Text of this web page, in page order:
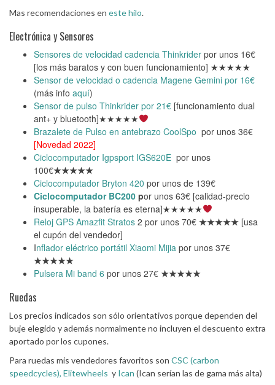
Mas recomendaciones en este hilo.
Electrónica y Sensores
Sensores de velocidad cadencia Thinkrider por unos 16€
[los más baratos y con buen funcionamiento] ★★★★★
Sensor de velocidad o cadencia Magene Gemini por 16€
(más info aquí)
Sensor de pulso Thinkrider por 21€ [funcionamiento dual
ant+ y bluetooth]★★★★★
Brazalete de Pulso en antebrazo CoolSpo por unos 36€
[Novedad 2022]
Ciclocomputador Igpsport IGS620E por unos
100€★★★★★
Ciclocomputador Bryton 420 por unos de 139€
Ciclocomputador BC200 por unos 63€ [calidad-precio
insuperable, la batería es eterna]★★★★★
Reloj GPS Amazfit Stratos 2 por unos 70€ ★★★★★ [usa
el cupón del vendedor]
Inflador eléctrico portátil Xiaomi Mijia por unos 37€
★★★★★
Pulsera Mi band 6 por unos 27€ ★★★★★
Ruedas
Los precios indicados son sólo orientativos porque dependen del
buje elegido y además normalmente no incluyen el descuento extra
aportado por los cupones.
Para ruedas mis vendedores favoritos son CSC (carbon
speedcycles), Elitewheels y Ican (Ican serían las de gama más alta)